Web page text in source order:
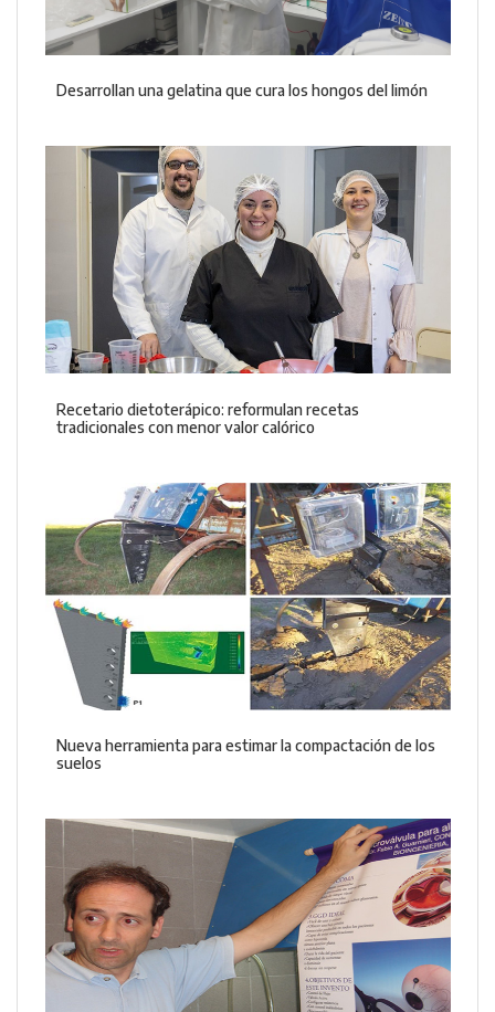
Desarrollan una gelatina que cura los hongos del limón
Recetario dietoterápico: reformulan recetas
tradicionales con menor valor calórico
Nueva herramienta para estimar la compactación de los
suelos